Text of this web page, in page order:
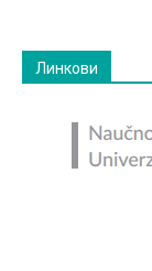
Линкови